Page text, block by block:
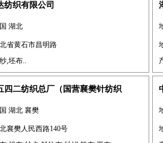
纺织有限公司
湖北
省黄石市昌明路
,坯布..
四二纺织总厂（国营襄樊针纺织
湖北 襄樊
襄樊人民西路140号